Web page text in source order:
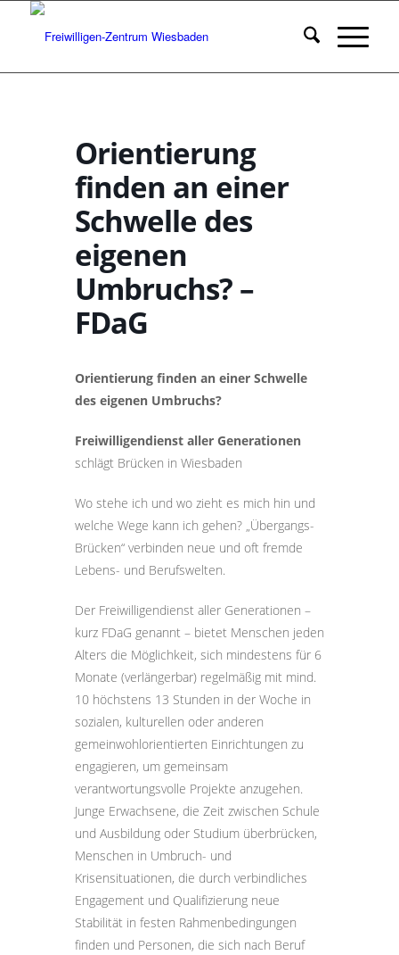
Orientierung
finden an einer
Schwelle des
eigenen
Umbruchs? –
FDaG
Orientierung finden an einer Schwelle
des eigenen Umbruchs?
Freiwilligendienst aller Generationen
schlägt Brücken in Wiesbaden
Wo stehe ich und wo zieht es mich hin und
welche Wege kann ich gehen? „Übergangs-
Brücken“ verbinden neue und oft fremde
Lebens- und Berufswelten.
Der Freiwilligendienst aller Generationen –
kurz FDaG genannt – bietet Menschen jeden
Alters die Möglichkeit, sich mindestens für 6
Monate (verlängerbar) regelmäßig mit mind.
10 höchstens 13 Stunden in der Woche in
sozialen, kulturellen oder anderen
gemeinwohlorientierten Einrichtungen zu
engagieren, um gemeinsam
verantwortungsvolle Projekte anzugehen.
Junge Erwachsene, die Zeit zwischen Schule
und Ausbildung oder Studium überbrücken,
Menschen in Umbruch- und
Krisensituationen, die durch verbindliches
Engagement und Qualifizierung neue
Stabilität in festen Rahmenbedingungen
finden und Personen, die sich nach Beruf